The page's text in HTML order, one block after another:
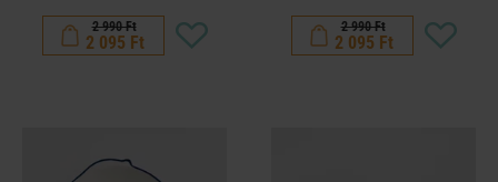
2 990 Ft
2 095 Ft
2 990 Ft
2 095 Ft